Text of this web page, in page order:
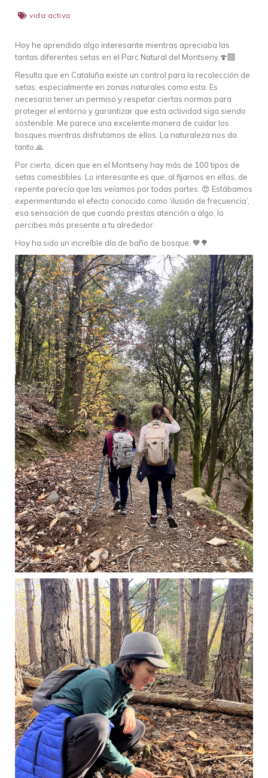
vida activa
Hoy he aprendido algo interesante mientras apreciaba las
tantas diferentes setas en el Parc Natural del Montseny.🍄‍🟫
Resulta que en Cataluña existe un control para la recolección de
setas, especialmente en zonas naturales como esta. Es
necesario tener un permiso y respetar ciertas normas para
proteger el entorno y garantizar que esta actividad siga siendo
sostenible. Me parece una excelente manera de cuidar los
bosques mientras disfrutamos de ellos. La naturaleza nos da
tanto.🙏
Por cierto, dicen que en el Montseny hay más de 100 tipos de
setas comestibles. Lo interesante es que, al fijarnos en ellas, de
repente parecía que las veíamos por todas partes. 😍 Estábamos
experimentando el efecto conocido como ‘ilusión de frecuencia’,
esa sensación de que cuando prestas atención a algo, lo
percibes más presente a tu alrededor.
Hoy ha sido un increíble día de baño de bosque. 🧡🌳